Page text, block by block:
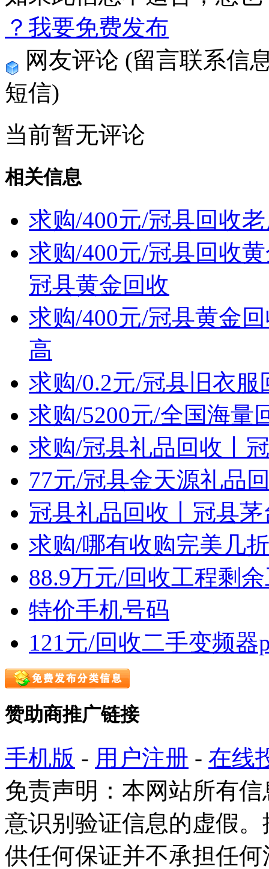
？我要免费发布
网友评论 (留言联系信
短信)
当前暂无评论
相关信息
求购/400元/冠县回收
求购/400元/冠县回收
冠县黄金回收
求购/400元/冠县黄金
高
求购/0.2元/冠县旧衣服
求购/5200元/全国海量
求购/冠县礼品回收丨
77元/冠县金天源礼品
冠县礼品回收丨冠县
求购/哪有收购完美几
88.9万元/回收工程剩
特价手机号码
121元/回收二手变频
赞助商推广链接
手机版 - 用户注册 - 在线
免责声明：本网站所有
意识别验证信息的虚假
供任何保证并不承担任